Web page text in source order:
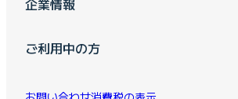
企業情報
ご利用中の方